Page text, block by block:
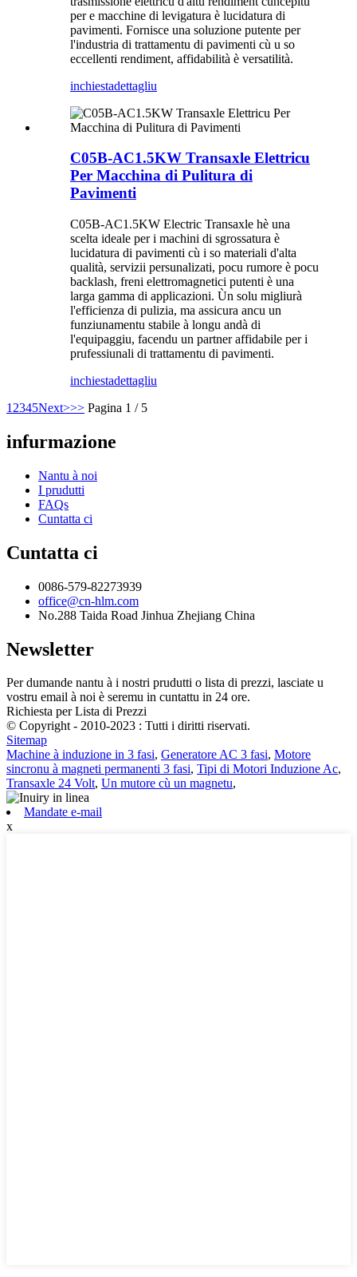
per e macchine di levigatura è lucidatura di
pavimenti. Fornisce una soluzione putente per
l'industria di trattamentu di pavimenti cù u so
eccellenti rendiment, affidabilità è versatilità.
inchiestadettagliu
C05B-AC1.5KW Transaxle Elettricu
Per Macchina di Pulitura di
Pavimenti
C05B-AC1.5KW Electric Transaxle hè una
scelta ideale per i machini di sgrossatura è
lucidatura di pavimenti cù i so materiali d'alta
qualità, servizii persunalizati, pocu rumore è pocu
backlash, freni elettromagnetici putenti è una
larga gamma di applicazioni. Ùn solu migliurà
l'efficienza di pulizia, ma assicura ancu un
funziunamentu stabile à longu andà di
l'equipaggiu, facendu un partner affidabile per i
prufessiunali di trattamentu di pavimenti.
inchiestadettagliu
1 2345Next>>> Pagina 1 / 5
infurmazione
Nantu à noi
I prudutti
FAQs
Cuntatta ci
Cuntatta ci
0086-579-82273939
office@cn-hlm.com
No.288 Taida Road Jinhua Zhejiang China
Newsletter
Per dumande nantu à i nostri prudutti o lista di prezzi, lasciate u
vostru email à noi è seremu in cuntattu in 24 ore.
Richiesta per Lista di Prezzi
© Copyright - 2010-2023 : Tutti i diritti riservati.
Sitemap
Machine à induzione in 3 fasi, Generatore AC 3 fasi, Motore
sincronu à magneti permanenti 3 fasi, Tipi di Motori Induzione Ac,
Transaxle 24 Volt, Un mutore cù un magnetu,
Mandate e-mail
x